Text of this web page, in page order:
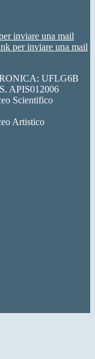
inviare una mail
per inviare una mail
UFLG6B
APIS012006
Scientifico
Artistico